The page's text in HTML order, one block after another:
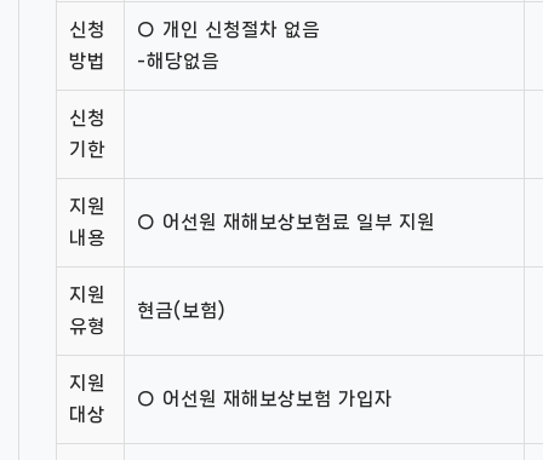
신청
방법
○ 개인 신청절차 없음
-해당없음
신청
기한
지원
내용
○ 어선원 재해보상보험료 일부 지원
지원
유형
현금(보험)
지원
대상
○ 어선원 재해보상보험 가입자